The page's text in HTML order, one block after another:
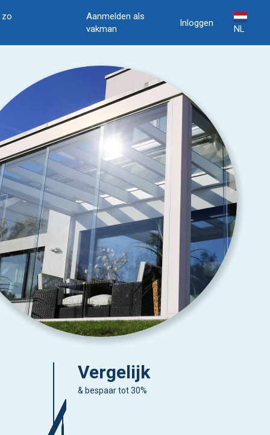
zo
Aanmelden als
vakman
Inloggen
NL
Vergelijk
& bespaar tot 30%